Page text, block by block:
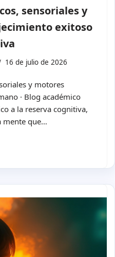
sensoriales y
exitoso
16 de julio de 2026
y motores
· Blog académico
a la reserva cognitiva,
mente que…